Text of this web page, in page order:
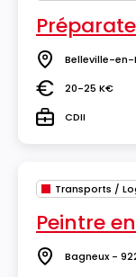
Lieu Belleville-
Salaire20-25 K€
TypeCDII
Transports /
Peintre
Lieu Bagneux -